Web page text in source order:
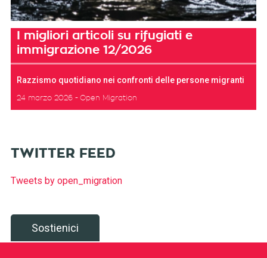
I migliori articoli su rifugiati e
immigrazione 12/2026
Razzismo quotidiano nei confronti delle persone migranti
24 marzo 2026 Open Migration
TWITTER FEED
Tweets by open_migration
Sostienici